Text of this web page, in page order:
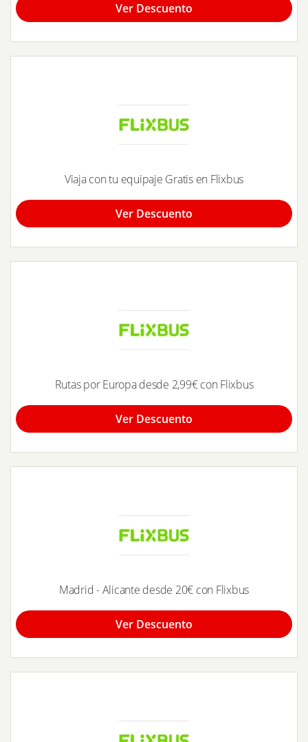
Ver Descuento
Viaja con tu equipaje Gratis en Flixbus
Ver Descuento
Rutas por Europa desde 2,99€ con Flixbus
Ver Descuento
Madrid - Alicante desde 20€ con Flixbus
Ver Descuento